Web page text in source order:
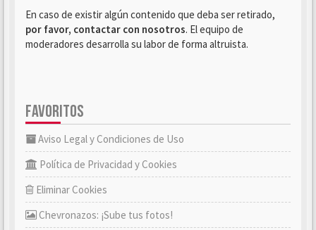
En caso de existir algún contenido que deba ser retirado,
por favor, contactar con nosotros. El equipo de
moderadores desarrolla su labor de forma altruista.
FAVORITOS
Aviso Legal y Condiciones de Uso
Política de Privacidad y Cookies
Eliminar Cookies
Chevronazos: ¡Sube tus fotos!